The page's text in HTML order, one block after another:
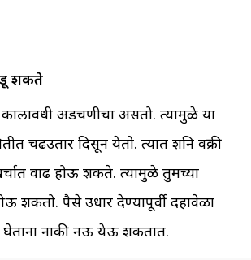
शकते
कालावधी अडचणीचा असतो. त्यामुळे या
चढउतार दिसून येतो. त्यात शनि वक्री
वाढ होऊ शकते. त्यामुळे तुमच्या
शकतो. पैसे उधार देण्यापूर्वी दहावेळा
घेताना नाकी नऊ येऊ शकतात.